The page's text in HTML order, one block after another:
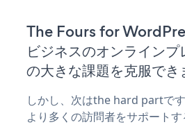
The Fours for
ビジネスのオンライン
の大きな課題を克服でき
しかし、次はthe hard partで
より多くの訪問者をサポートす